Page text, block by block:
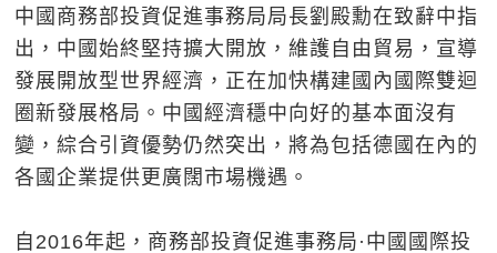
中國商務部投資促進事務局局長劉殿勳在致辭中指
出，中國始終堅持擴大開放，維護自由貿易，宣導
發展開放型世界經濟，正在加快構建國內國際雙迴
圈新發展格局。中國經濟穩中向好的基本面沒有
變，綜合引資優勢仍然突出，將為包括德國在內的
各國企業提供更廣闊市場機遇。
自2016年起，商務部投資促進事務局·中國國際投